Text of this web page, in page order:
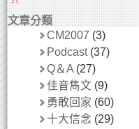
文章分類
CM2007 (3)
Podcast(37)
Q＆A (27)
佳音雋文 (9)
勇敢回家 (60)
十大信念 (29)